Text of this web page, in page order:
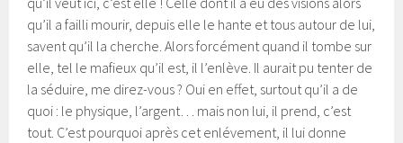
qu’il a failli mourir, depuis elle le hante et tous autour de lui,
savent qu’il la cherche. Alors forcément quand il tombe sur
elle, tel le mafieux qu’il est, il l’enlève. Il aurait pu tenter de
la séduire, me direz-vous ? Oui en effet, surtout qu’il a de
quoi : le physique, l’argent… mais non lui, il prend, c’est
tout. C’est pourquoi après cet enlévement, il lui donne